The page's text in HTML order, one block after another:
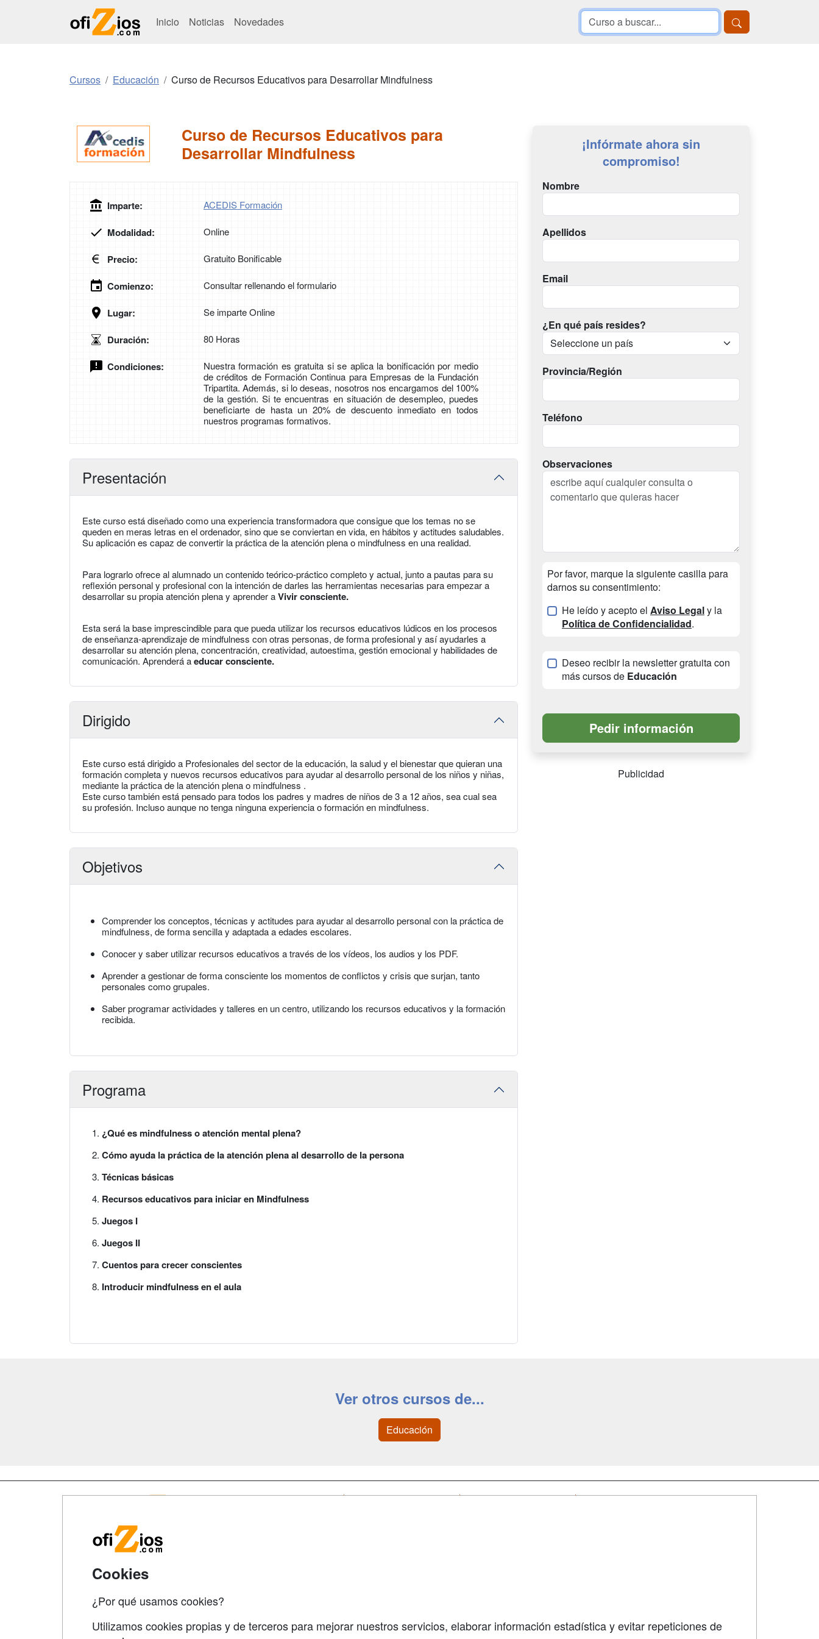
Inicio Noticias Novedades
Cursos Educación Curso de Recursos Educativos para Desarrollar Mindfulness
Curso de Recursos Educativos para
Desarrollar Mindfulness
Imparte: ACEDIS Formación
Modalidad: Online
Precio: Gratuito Bonificable
Comienzo: Consultar rellenando el formulario
Lugar: Se imparte Online
Duración: 80 Horas
Condiciones:
Nuestra formación es gratuita si se aplica la bonificación por medio
de créditos de Formación Continua para Empresas de la Fundación
Tripartita. Además, si lo deseas, nosotros nos encargamos del 100%
de la gestión. Si te encuentras en situación de desempleo, puedes
beneficiarte de hasta un 20% de descuento inmediato en todos
nuestros programas formativos.
Presentación
Este curso está diseñado como una experiencia transformadora que consigue que los temas no se
queden en meras letras en el ordenador, sino que se conviertan en vida, en hábitos y actitudes saludables.
Su aplicación es capaz de convertir la práctica de la atención plena o mindfulness en una realidad.
Para lograrlo ofrece al alumnado un contenido teórico-práctico completo y actual, junto a pautas para su
reflexión personal y profesional con la intención de darles las herramientas necesarias para empezar a
desarrollar su propia atención plena y aprender aVivir consciente.
Esta será la base imprescindible para que pueda utilizar los recursos educativos lúdicos en los procesos
de enseñanza-aprendizaje de mindfulness con otras personas, de forma profesional y así ayudarles a
desarrollar su atención plena, concentración, creatividad, autoestima, gestión emocional y habilidades de
comunicación. Aprenderá aeducar consciente.
Dirigido
Este curso está dirigido a Profesionales del sector de la educación, la salud y el bienestar que quieran una
formación completa y nuevos recursos educativos para ayudar al desarrollo personal de los niños y niñas,
mediante la práctica de la atención plena o mindfulness .
Este curso también está pensado para todos los padres y madres de niños de 3 a 12 años, sea cual sea
su profesión. Incluso aunque no tenga ninguna experiencia o formación en mindfulness.
Objetivos
Comprender los conceptos, técnicas y actitudes para ayudar al desarrollo personal con la práctica de
mindfulness, de forma sencilla y adaptada a edades escolares.
Conocer y saber utilizar recursos educativos a través de los vídeos, los audios y los PDF.
Aprender a gestionar de forma consciente los momentos de conflictos y crisis que surjan, tanto
personales como grupales.
Saber programar actividades y talleres en un centro, utilizando los recursos educativos y la formación
recibida.
Programa
¿Qué es mindfulness o atención mental plena?
Cómo ayuda la práctica de la atención plena al desarrollo de la persona
Técnicas básicas
Recursos educativos para iniciar en Mindfulness
Juegos I
Juegos II
Cuentos para crecer conscientes
Introducir mindfulness en el aula
¡Infórmate ahora sin
compromiso!
Nombre
Apellidos
Email
¿En qué país resides?
Provincia/Región
Teléfono
Observaciones
Por favor, marque la siguiente casilla para
darnos su consentimiento:
He leído y acepto el Aviso Legaly la
Política de Confidencialidad.
Deseo recibir la newsletter gratuita con
más cursos de Educación
Publicidad
Ver otros cursos de...
Educación
Cookies
¿Por qué usamos cookies?
Utilizamos cookies propias y de terceros para mejorar nuestros servicios, elaborar información estadística y evitar repeticiones de